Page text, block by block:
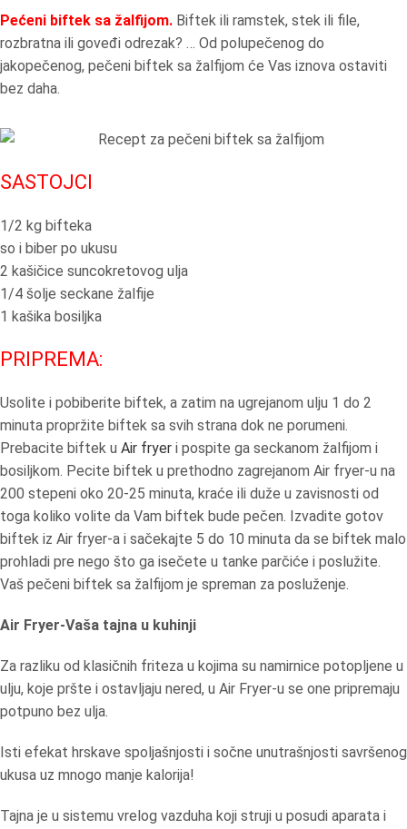
Pećeni biftek sa žalfijom. Biftek ili ramstek, stek ili file,
rozbratna ili goveđi odrezak? … Od polupečenog do
jakopečenog, pečeni biftek sa žalfijom će Vas iznova ostaviti
bez daha.
SASTOJCI
1/2 kg bifteka
so i biber po ukusu
2 kašičice suncokretovog ulja
1/4 šolje seckane žalfije
1 kašika bosiljka
PRIPREMA:
Usolite i pobiberite biftek, a zatim na ugrejanom ulju 1 do 2
minuta propržite biftek sa svih strana dok ne porumeni.
Prebacite biftek u Air fryer i pospite ga seckanom žalfijom i
bosiljkom. Pecite biftek u prethodno zagrejanom Air fryer-u na
200 stepeni oko 20-25 minuta, kraće ili duže u zavisnosti od
toga koliko volite da Vam biftek bude pečen. Izvadite gotov
biftek iz Air fryer-a i sačekajte 5 do 10 minuta da se biftek malo
prohladi pre nego što ga isečete u tanke parčiće i poslužite.
Vaš pečeni biftek sa žalfijom je spreman za posluženje.
Air Fryer-Vaša tajna u kuhinji
Za razliku od klasičnih friteza u kojima su namirnice potopljene u
ulju, koje pršte i ostavljaju nered, u Air Fryer-u se one pripremaju
potpuno bez ulja.
Isti efekat hrskave spoljašnjosti i sočne unutrašnjosti savršenog
ukusa uz mnogo manje kalorija!
Tajna je u sistemu vrelog vazduha koji struji u posudi aparata i